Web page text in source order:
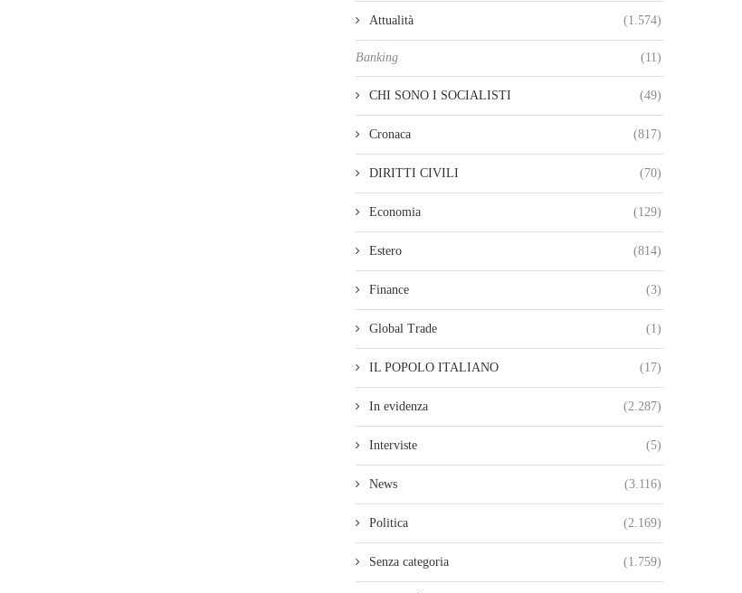
Attualità (1.574)
Banking (11)
CHI SONO I SOCIALISTI (49)
Cronaca (817)
DIRITTI CIVILI (70)
Economia (129)
Estero (814)
Finance (3)
Global Trade (1)
IL POPOLO ITALIANO (17)
In evidenza (2.287)
Interviste (5)
News (3.116)
Politica (2.169)
Senza categoria (1.759)